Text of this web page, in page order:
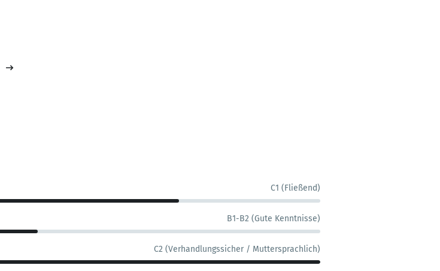
C1 (Fließend)
B1-B2 (Gute Kenntnisse)
C2 (Verhandlungssicher / Muttersprachlich)